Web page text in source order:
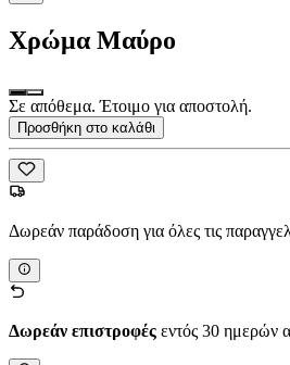
Χρώμα Μαύρο
Σε απόθεμα. Έτοιμο για αποστολή.
Προσθήκη στο καλάθι
Δωρεάν παράδοση για όλες τις
Δωρεάν επιστροφές εντός 30 ημερών